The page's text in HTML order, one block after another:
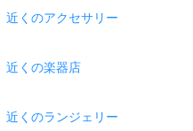
近くのアクセサリー
近くの楽器店
近くのランジェリー